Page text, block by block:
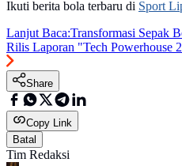
Ikuti berita bola terbaru di Sport
Lanjut Baca:Transformasi Sepak
Rilis Laporan "Tech Powerhouse
Share
Copy Link
Batal
Tim Redaksi